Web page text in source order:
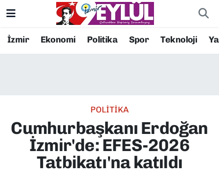
İzmir Ekonomi Politika Spor Teknoloji
POLİTİKA
Cumhurbaşkanı Erdoğan
İzmir'de: EFES-2026
Tatbikatı'na katıldı
Resmi İlanlar
EKONOMİ
KÜLTÜR SANAT
Konak Nöbetçi Eczaneler
Süper Lig Puan Durumu ve Fikstür
Tüm Manşetler
Son Dakika Haberleri